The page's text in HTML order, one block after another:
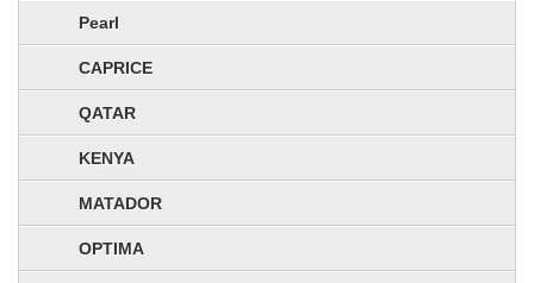
Pearl
CAPRICE
QATAR
KENYA
MATADOR
OPTIMA